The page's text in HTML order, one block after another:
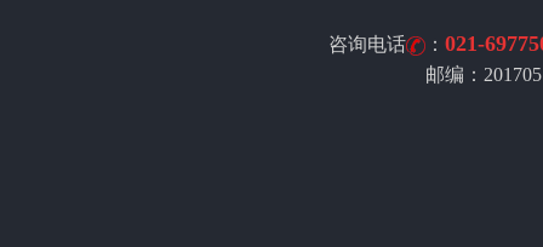
咨询电话 ： 021-
邮编：